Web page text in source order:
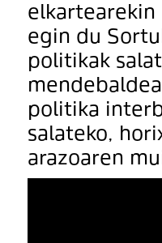
elkartearekin
egin du
politikak
politika
salateko,
arazoaren